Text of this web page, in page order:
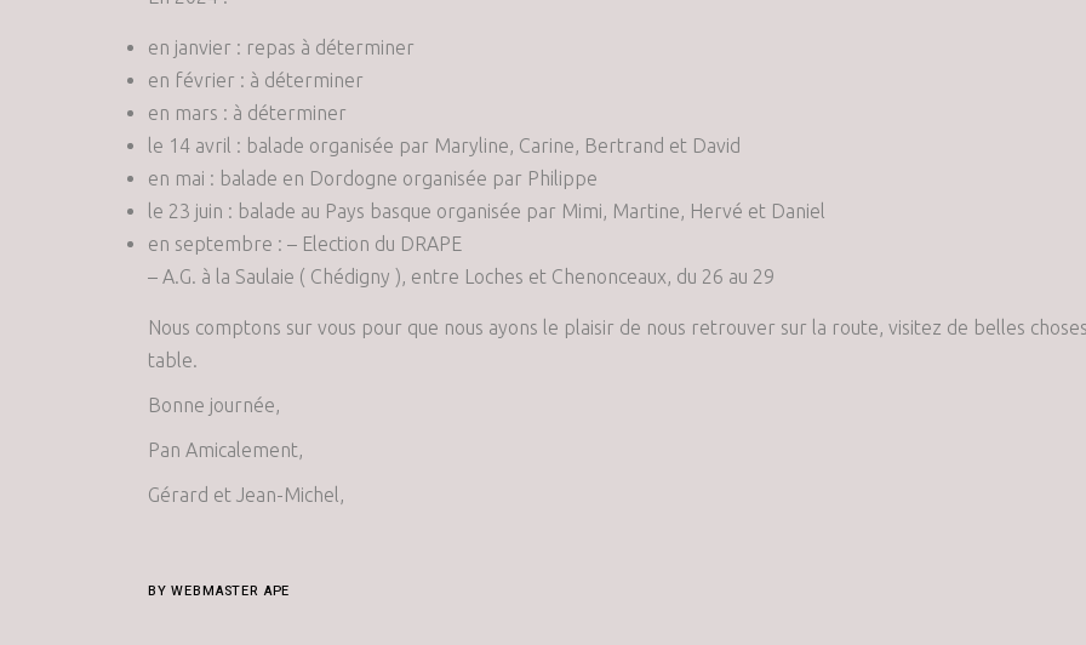
en janvier : repas à déterminer
en février : à déterminer
en mars : à déterminer
le 14 avril : balade organisée par Maryline, Carine, Bertrand et David
en mai : balade en Dordogne organisée par Philippe
le 23 juin : balade au Pays basque organisée par Mimi, Martine, Hervé et Daniel
en septembre : – Election du DRAPE
– A.G. à la Saulaie ( Chédigny ), entre Loches et Chenonceaux, du 26 au 29
Nous comptons sur vous pour que nous ayons le plaisir de nous retrouver sur la route, visitez de belles
table.
Bonne journée,
Pan Amicalement,
Gérard et Jean-Michel,
BYWEBMASTER APE